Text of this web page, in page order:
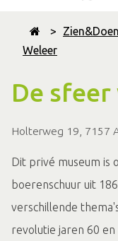
> Zien&Doen
Weleer
De
Holterweg 19, 7157
Dit privé museum is
boerenschuur uit
verschillende
revolutie jaren 60